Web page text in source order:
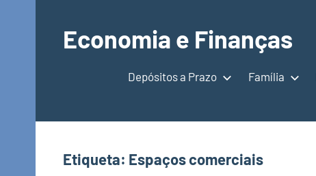
Economia e Finanças
Depósitos
Finanças
Calendários
Depósitos a Prazo Família
Etiqueta: Espaços comerciais